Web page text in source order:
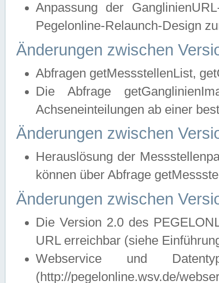
Anpassung der
Pegelonline-Relaunch-Design
Änderungen zwischen
Abfragen getMessstellenList,
Die Abfrage
Achseneinteilungen ab einer
Änderungen zwischen
Herauslösung der
können über Abfrage
Änderungen zwischen
Die Version 2.0 des
URL erreichbar (siehe
Webservice und
(http://pegelonline.wsv.de/